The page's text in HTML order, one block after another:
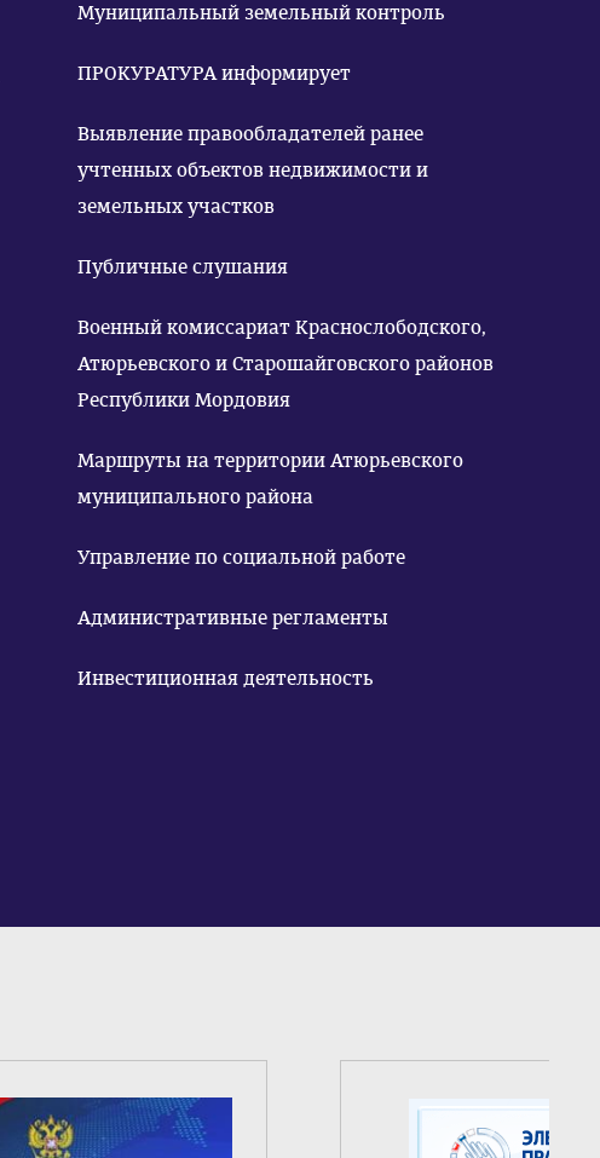
Муниципальный земельный контроль
ПРОКУРАТУРА информирует
Выявление правообладателей ранее
учтенных объектов недвижимости и
земельных участков
Публичные слушания
Военный комиссариат Краснослободского,
Атюрьевского и Старошайговского районов
Республики Мордовия
Маршруты на территории Атюрьевского
муниципального района
Управление по социальной работе
Административные регламенты
Инвестиционная деятельность